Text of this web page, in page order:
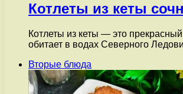
Котлеты из кеты
Котлеты из кеты — это
обитает в водах Северного
Вторые блюда